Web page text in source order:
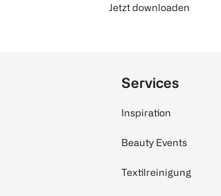
Jetzt downloaden
Services
Inspiration
Beauty Events
Textilreinigung